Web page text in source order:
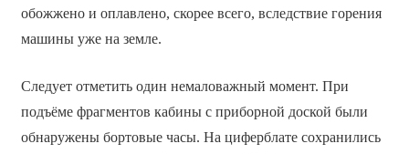
обожжено и оплавлено, скорее всего, вследствие горения
машины уже на земле.
Следует отметить один немаловажный момент. При
подъёме фрагментов кабины с приборной доской были
обнаружены бортовые часы. На циферблате сохранились